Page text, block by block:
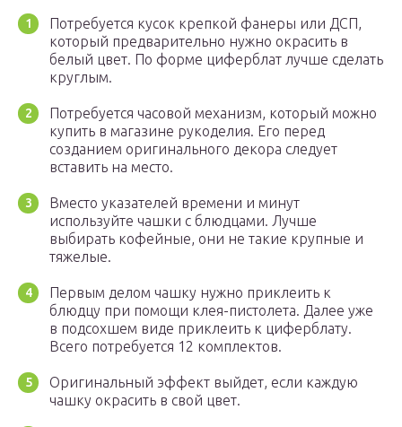
Потребуется кусок крепкой фанеры или ДСП,
который предварительно нужно окрасить в
белый цвет. По форме циферблат лучше сделать
круглым.
Потребуется часовой механизм, который можно
купить в магазине рукоделия. Его перед
созданием оригинального декора следует
вставить на место.
Вместо указателей времени и минут
используйте чашки с блюдцами. Лучше
выбирать кофейные, они не такие крупные и
тяжелые.
Первым делом чашку нужно приклеить к
блюдцу при помощи клея-пистолета. Далее уже
в подсохшем виде приклеить к циферблату.
Всего потребуется 12 комплектов.
Оригинальный эффект выйдет, если каждую
чашку окрасить в свой цвет.